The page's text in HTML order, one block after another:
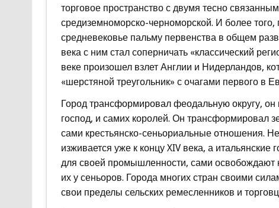
торговое пространство с двумя тесно
средиземноморско-черноморской. И более
средневековье пальму первенства в общем
века с ним стал соперничать «классический
веке произошел взлет Англии и Нидерландов,
«шерстяной треугольник» с очагами первого в
Город трансформировал феодальную округу,
господ, и самих королей. Он трансформировал
сами крестьянско-сеньориальные отношения.
изживается уже к концу XIV века, а
для своей промышленности, сами освобождают
их у сеньоров. Города многих стран своими
свои пределы сельских ремесленников и